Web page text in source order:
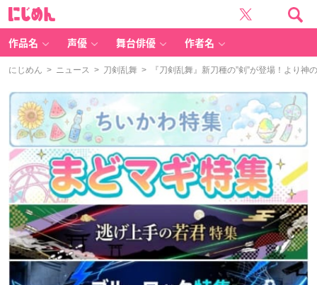
作品名 声優 舞台俳優 作者名
にじめん > ニュース > 刀剣乱舞 > 『刀剣乱舞』新刀種の”剣”が登場！より神